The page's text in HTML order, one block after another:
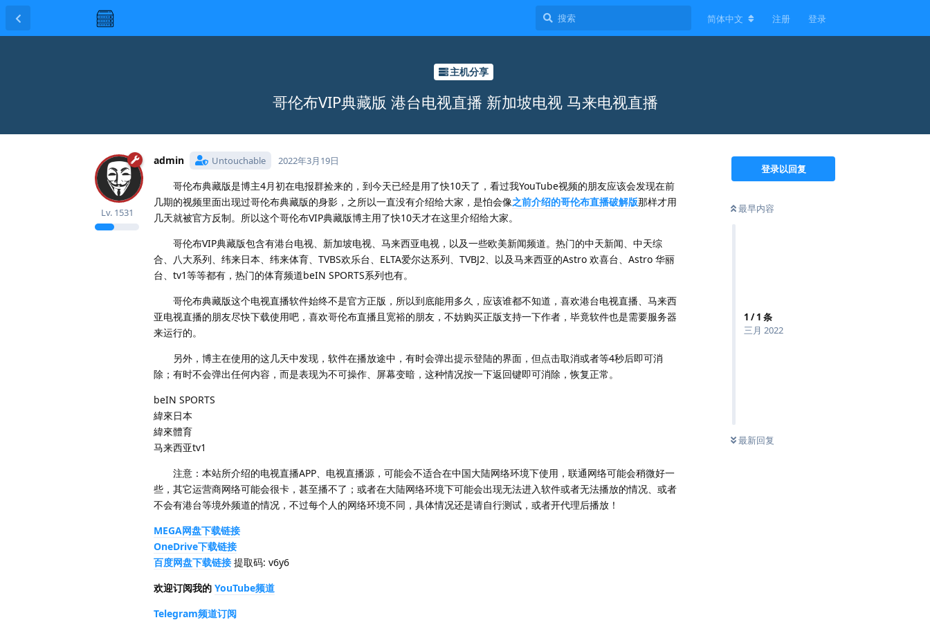
简体中文 注册 登录
主机分享
哥伦布VIP典藏版 港台电视直播 新加坡电视 马来电视直播
登录以回复
最早内容
1 /1 条
三月 2022
最新回复
admin Untouchable
Lv. 1531
2022年3月19日
哥伦布典藏版是博主4月初在电报群捡来的，到今天已经是用了快10天了，看过我YouTube视频的朋友应该会发现在前
几期的视频里面出现过哥伦布典藏版的身影，之所以一直没有介绍给大家，是怕会像之前介绍的哥伦布直播破解版那样才用
几天就被官方反制。所以这个哥伦布VIP典藏版博主用了快10天才在这里介绍给大家。
哥伦布VIP典藏版包含有港台电视、新加坡电视、马来西亚电视，以及一些欧美新闻频道。热门的中天新闻、中天综
合、八大系列、纬来日本、纬来体育、TVBS欢乐台、ELTA爱尔达系列、TVBJ2、以及马来西亚的Astro 欢喜台、Astro 华丽
台、tv1等等都有，热门的体育频道beIN SPORTS系列也有。
哥伦布典藏版这个电视直播软件始终不是官方正版，所以到底能用多久，应该谁都不知道，喜欢港台电视直播、马来西
亚电视直播的朋友尽快下载使用吧，喜欢哥伦布直播且宽裕的朋友，不妨购买正版支持一下作者，毕竟软件也是需要服务器
来运行的。
另外，博主在使用的这几天中发现，软件在播放途中，有时会弹出提示登陆的界面，但点击取消或者等4秒后即可消
除；有时不会弹出任何内容，而是表现为不可操作、屏幕变暗，这种情况按一下返回键即可消除，恢复正常。
beIN SPORTS
緯來日本
緯來體育
马来西亚tv1
注意：本站所介绍的电视直播APP、电视直播源，可能会不适合在中国大陆网络环境下使用，联通网络可能会稍微好一
些，其它运营商网络可能会很卡，甚至播不了；或者在大陆网络环境下可能会出现无法进入软件或者无法播放的情况、或者
不会有港台等境外频道的情况，不过每个人的网络环境不同，具体情况还是请自行测试，或者开代理后播放！
MEGA网盘下载链接
OneDrive下载链接
百度网盘下载链接 提取码: v6y6
欢迎订阅我的 YouTube频道
Telegram频道订阅